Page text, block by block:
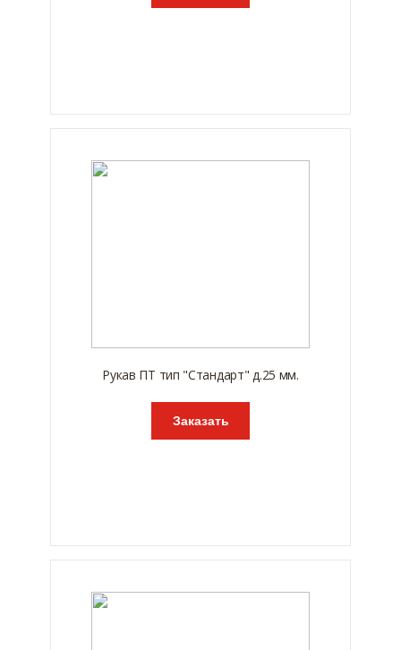
Рукав ПТ тип "Стандарт" д.25 мм.
Заказать